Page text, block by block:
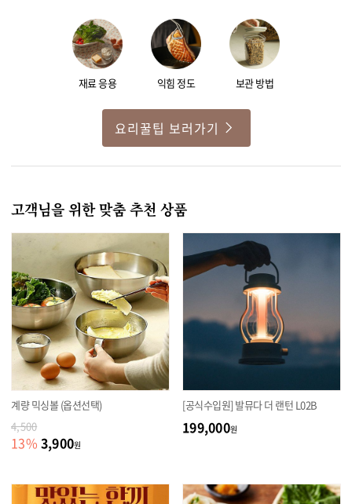
재료 응용 익힘 정도 보관 방법
요리꿀팁 보러가기
고객님을 위한 맞춤 추천 상품
계량 믹싱볼 (옵션선택)
4,500
13% 3,900원
[공식수입원] 발뮤다 더 랜턴 L02B
199,000원